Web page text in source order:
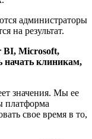
администраторы
на результат.
BI, Microsoft,
начать клиникам,
значения. Мы ее
платформа
свое время в то,